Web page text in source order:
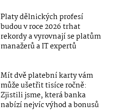
Platy dělnických profesí
budou v roce 2026 trhat
rekordy a vyrovnají se platům
manažerů a IT expertů
Mít dvě platební karty vám
může ušetřit tisíce ročně:
Zjistili jsme, která banka
nabízí nejvíc výhod a bonusů